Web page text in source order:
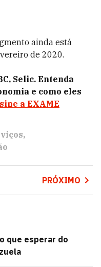
ainda está
de 2020.
Selic. Entenda
e como eles
a EXAME
PRÓXIMO
que esperar do